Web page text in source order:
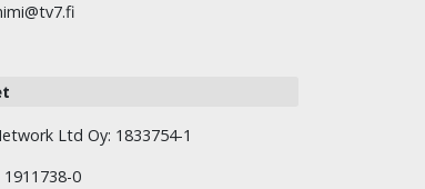
Ltd Oy: 1833754-1
1911738-0